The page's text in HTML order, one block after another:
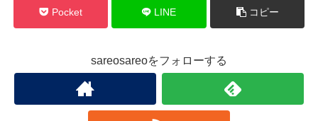
Pocket LINE コピー
sareosareoをフォローする